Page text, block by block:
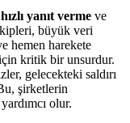
hızlı yanıt verme ve
büyük veri
hemen harekete
kritik bir unsurdur.
gelecekteki saldırı
şirketlerin
olur.